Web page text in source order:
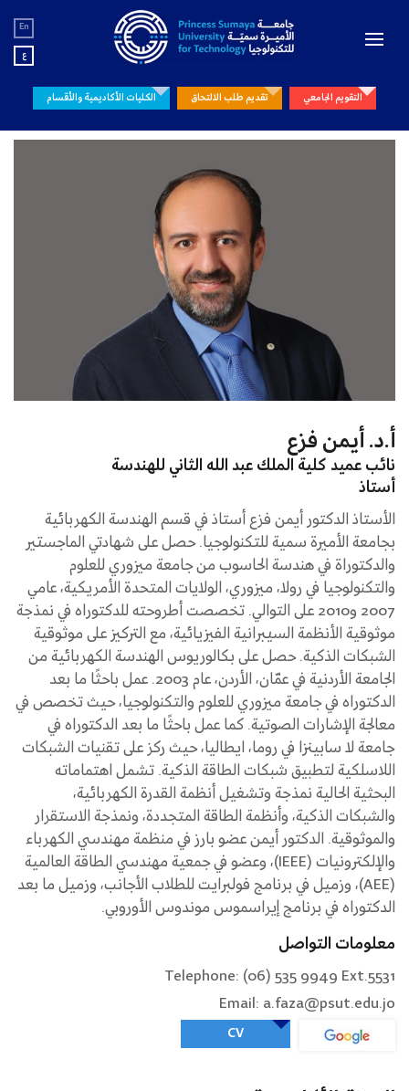
En
ع
التقويم الجامعي تقديم طلب الالتحاق الكليات الأكاديمية والأقسام
أ.د. أيمن فزع
نائب عميد كلية الملك عبد الله الثاني للهندسة
أستاذ
الأستاذ الدكتور أيمن فزع أستاذ في قسم الهندسة الكهربائية
بجامعة الأميرة سمية للتكنولوجيا. حصل على شهادتي الماجستير
والدكتوراة في هندسة الحاسوب من جامعة ميزوري للعلوم
والتكنولوجيا في رولا، ميزوري، الولايات المتحدة الأمريكية، عامي
2007 و2010 على التوالي. تخصصت أطروحته للدكتوراه في نمذجة
موثوقية الأنظمة السيبرانية الفيزيائية، مع التركيز على موثوقية
الشبكات الذكية. حصل على بكالوريوس الهندسة الكهربائية من
الجامعة الأردنية في عمّان، الأردن، عام 2003. عمل باحثًا ما بعد
الدكتوراه في جامعة ميزوري للعلوم والتكنولوجيا، حيث تخصص في
معالجة الإشارات الصوتية. كما عمل باحثًا ما بعد الدكتوراه في
جامعة لا سابينزا في روما، ايطاليا، حيث ركز على تقنيات الشبكات
اللاسلكية لتطبيق شبكات الطاقة الذكية. تشمل اهتماماته
البحثية الحالية نمذجة وتشغيل أنظمة القدرة الكهربائية،
والشبكات الذكية، وأنظمة الطاقة المتجددة، ونمذجة الاستقرار
والموثوقية. الدكتور أيمن عضو بارز في منظمة مهندسي الكهرباء
والإلكترونيات (IEEE)، وعضو في جمعية مهندسي الطاقة العالمية
(AEE)، وزميل في برنامج فولبرايت للطلاب الأجانب، وزميل ما بعد
الدكتوراه في برنامج إيراسموس موندوس الأوروبي.
معلومات التواصل
Telephone: (06) 535 9949 Ext.5531
Email: a.faza@psut.edu.jo
CV